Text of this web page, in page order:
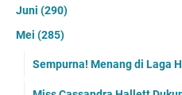
Juni (290)
Mei (285)
Sempurna! Menang di Laga